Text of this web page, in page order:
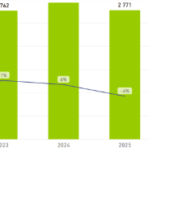
140
приложений
порталы правовой